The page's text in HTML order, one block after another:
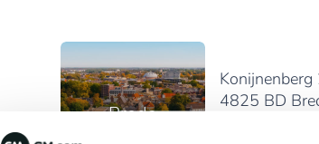
Breda
Konijnenberg
4825 BD